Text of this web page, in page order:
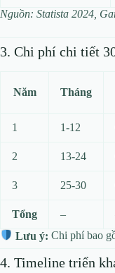
Nguồn: Statista 2024,
3. Chi phí chi tiết
Năm Tháng
1 1‑12
2 13‑24
3 25‑30
Tổng –
Lưu ý: Chi phí bao
4. Timeline triển